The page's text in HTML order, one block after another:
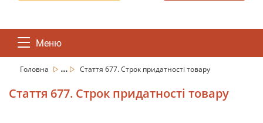
Меню
Головна ... Стаття 677. Строк придатності товару
Стаття 677. Строк придатності товару